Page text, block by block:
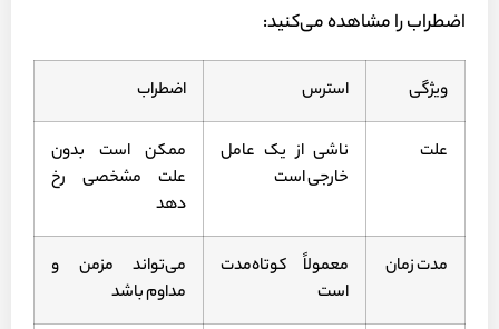
اضطراب را مشاهده می‌کنید:
ویژگی استرس اضطراب
علت
ناشی از یک عامل
خارجی است
ممکن است بدون
علت مشخصی رخ
دهد
مدت زمان
معمولاً کوتاه‌مدت
است
می‌تواند مزمن و
مداوم باشد